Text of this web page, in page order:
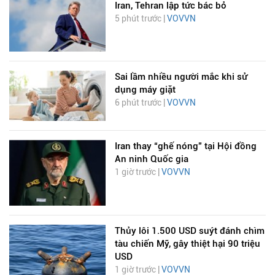
Iran, Tehran lập tức bác bỏ
5 phút trước | VOVVN
Sai lầm nhiều người mắc khi sử
dụng máy giặt
6 phút trước | VOVVN
Iran thay “ghế nóng” tại Hội đồng
An ninh Quốc gia
1 giờ trước | VOVVN
Thủy lôi 1.500 USD suýt đánh chìm
tàu chiến Mỹ, gây thiệt hại 90 triệu
USD
1 giờ trước | VOVVN